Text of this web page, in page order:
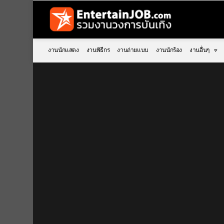
งานนักแสดง งานพิธีกร งานถ่ายแบบ งานนักร้อง งานอื่นๆ